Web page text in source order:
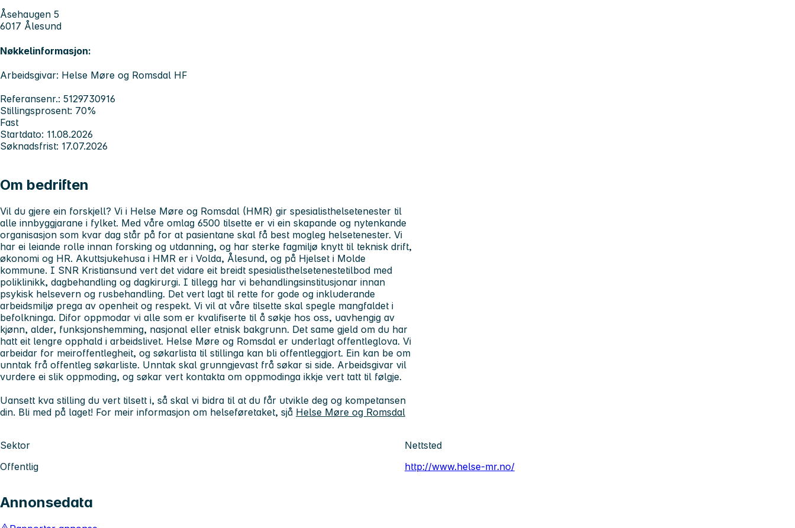
Åsehaugen 5
6017 Ålesund
Nøkkelinformasjon:
Arbeidsgivar: Helse Møre og Romsdal HF
Referansenr.: 5129730916
Stillingsprosent: 70%
Fast
Startdato: 11.08.2026
Søknadsfrist: 17.07.2026
Om bedriften
Vil du gjere ein forskjell? Vi i Helse Møre og Romsdal (HMR) gir spesialisthelsetenester til
alle innbyggjarane i fylket. Med våre omlag 6500 tilsette er vi ein skapande og nytenkande
organisasjon som kvar dag står på for at pasientane skal få best mogleg helsetenester. Vi
har ei leiande rolle innan forsking og utdanning, og har sterke fagmiljø knytt til teknisk drift,
økonomi og HR. Akuttsjukehusa i HMR er i Volda, Ålesund, og på Hjelset i Molde
kommune. I SNR Kristiansund vert det vidare eit breidt spesialisthelsetenestetilbod med
poliklinikk, dagbehandling og dagkirurgi. I tillegg har vi behandlingsinstitusjonar innan
psykisk helsevern og rusbehandling. Det vert lagt til rette for gode og inkluderande
arbeidsmiljø prega av openheit og respekt. Vi vil at våre tilsette skal spegle mangfaldet i
befolkninga. Difor oppmodar vi alle som er kvalifiserte til å søkje hos oss, uavhengig av
kjønn, alder, funksjonshemming, nasjonal eller etnisk bakgrunn. Det same gjeld om du har
hatt eit lengre opphald i arbeidslivet. Helse Møre og Romsdal er underlagt offentleglova. Vi
arbeidar for meiroffentlegheit, og søkarlista til stillinga kan bli offentleggjort. Ein kan be om
unntak frå offentleg søkarliste. Unntak skal grunngjevast frå søkar si side. Arbeidsgivar vil
vurdere ei slik oppmoding, og søkar vert kontakta om oppmodinga ikkje vert tatt til følgje.
Uansett kva stilling du vert tilsett i, så skal vi bidra til at du får utvikle deg og kompetansen
din. Bli med på laget! For meir informasjon om helseføretaket, sjå Helse Møre og Romsdal
Sektor
Offentlig
Nettsted
http://www.helse-mr.no/
Annonsedata